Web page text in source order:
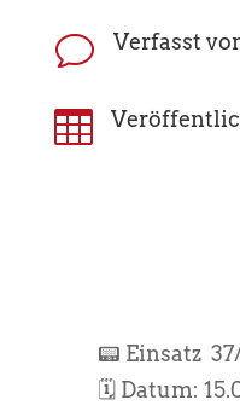
v Verfasst

📟 Einsatz
🗓️ Datum: